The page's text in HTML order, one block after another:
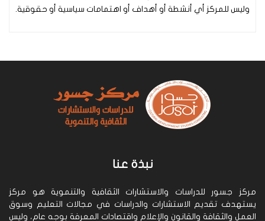
وليس للمركز أي أنشطة أو أهداف أو اهتمامات سياسية أو حقوقية.
نبذة عنا
مركز جسور للدراسات والاستشارات الثقافية والتنموية هو مركز
يستهدف تقديم الاستشارات والدراسات في مجالات التعليم وسوق
العمل والثقافة والقانون والإعلام واقتصادات المعرفة بوجه عام، وليس